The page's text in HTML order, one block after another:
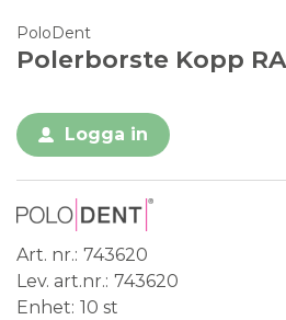
PoloDent
Polerborste Kopp
Logga in
Art. nr. 743620
Lev. art.nr. 743620
Enhet 10 st